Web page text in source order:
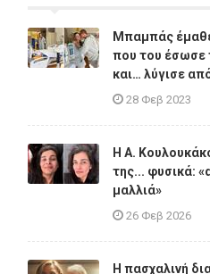
Μπαμπάς
που του έσωσε
και… λύγισε
28 Φεβ 2023
Η A.
της... φυσικά:
μαλλιά»
26 Φεβ 2026
Η πασχαλινή